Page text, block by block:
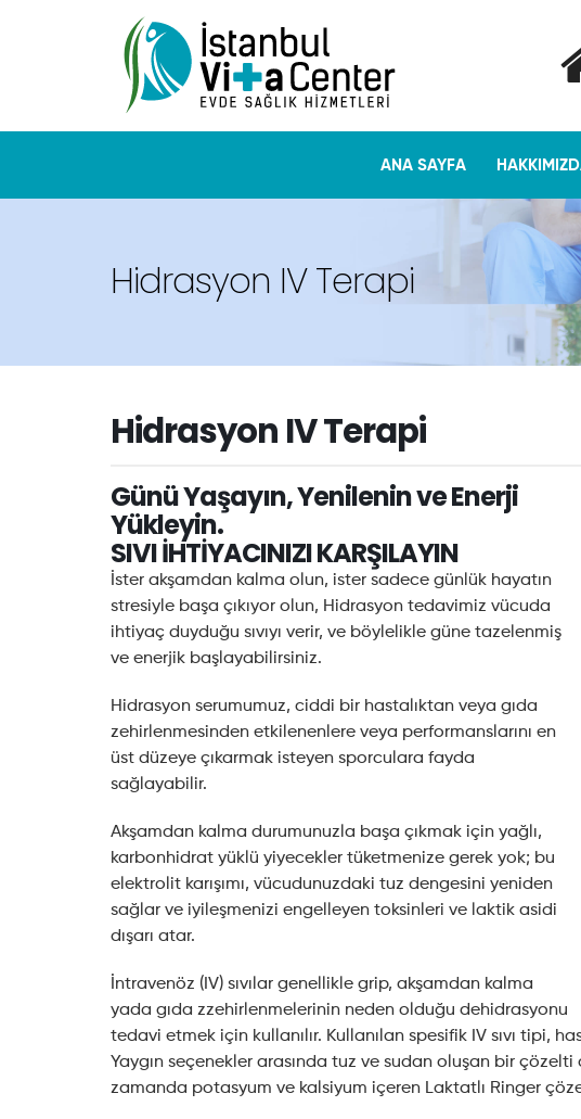
ANA SAYFA
Hidrasyon IV Terapi
Hidrasyon IV Terapi
Günü Yaşayın, Yenilenin ve Enerji
Yükleyin.
SIVI İHTİYACINIZI KARŞILAYIN
İster akşamdan kalma olun, ister sadece günlük hayatın
stresiyle başa çıkıyor olun, Hidrasyon tedavimiz vücuda
ihtiyaç duyduğu sıvıyı verir, ve böylelikle güne tazelenmiş
ve enerjik başlayabilirsiniz.
Hidrasyon serumumuz, ciddi bir hastalıktan veya gıda
zehirlenmesinden etkilenenlere veya performanslarını en
üst düzeye çıkarmak isteyen sporculara fayda
sağlayabilir.
Akşamdan kalma durumunuzla başa çıkmak için yağlı,
karbonhidrat yüklü yiyecekler tüketmenize gerek yok; bu
elektrolit karışımı, vücudunuzdaki tuz dengesini yeniden
sağlar ve iyileşmenizi engelleyen toksinleri ve laktik asidi
dışarı atar.
İntravenöz (IV) sıvılar genellikle grip, akşamdan kalma
yada gıda zzehirlenmelerinin neden olduğu dehidrasyonu
tedavi etmek için kullanılır. Kullanılan spesifik IV sıvı tipi,
Yaygın seçenekler arasında tuz ve sudan oluşan bir
zamanda potasyum ve kalsiyum içeren Laktatlı Ringer